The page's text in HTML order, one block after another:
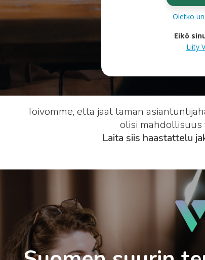
Oletko
Eikö
Liity
Toivomme, että jaat tämän
olisi mahdollisuus
Laita siis haastattelu